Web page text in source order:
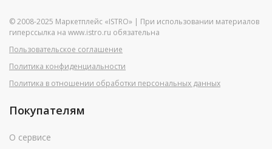
© 2008-2025 Маркетплейс «ISTRO» | При использовании материалов
гиперссылка на www.istro.ru обязательна
Пользовательское соглашение
Политика конфиденциальности
Политика в отношении обработки персональных данных
Покупателям
О сервисе